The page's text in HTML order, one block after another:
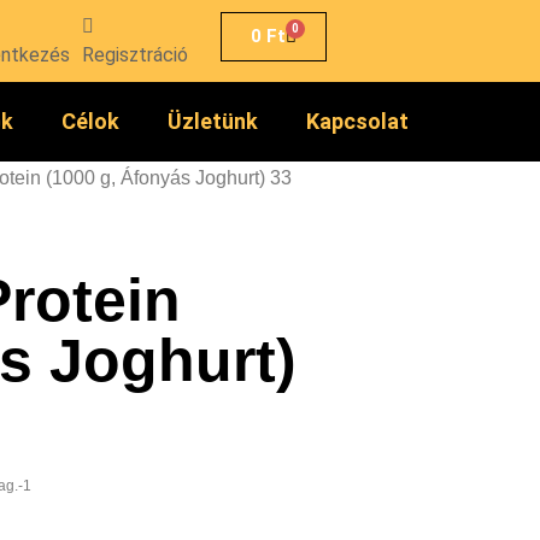
Regisztráció
0 Ft 0
Célok Üzletünk Kapcsolat
(1000 g, Áfonyás Joghurt) 33
Joghurt)
1